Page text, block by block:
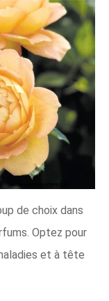
de choix dans
Optez pour
et à tête